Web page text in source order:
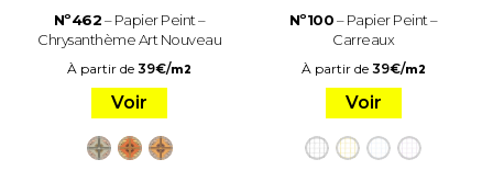
Nº462– Papier Peint –
Chrysanthème Art Nouveau
À partir de39€/m2
Voir
Nº100– Papier Peint –
Carreaux
À partir de 39€/m2
Voir